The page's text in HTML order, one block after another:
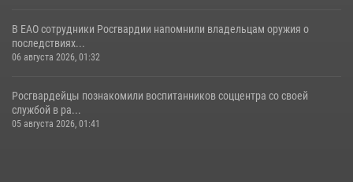
В ЕАО сотрудники Росгвардии напомнили владельцам оружия о
последствиях...
06 августа 2026, 01:32
Росгвардейцы познакомили воспитанников соццентра со своей
службой в ра...
05 августа 2026, 01:41